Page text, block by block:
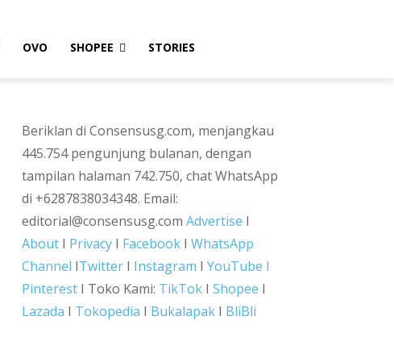
OVO SHOPEE STORIES
Beriklan di Consensusg.com, menjangkau
445.754 pengunjung bulanan, dengan
tampilan halaman 742.750, chat WhatsApp
di +6287838034348. Email:
editorial@consensusg.com Advertise I
About I Privacy I Facebook I WhatsApp
Channel ITwitter I Instagram I YouTube I
Pinterest I Toko Kami: TikTok I Shopee I
Lazada I Tokopedia I Bukalapak I BliBli